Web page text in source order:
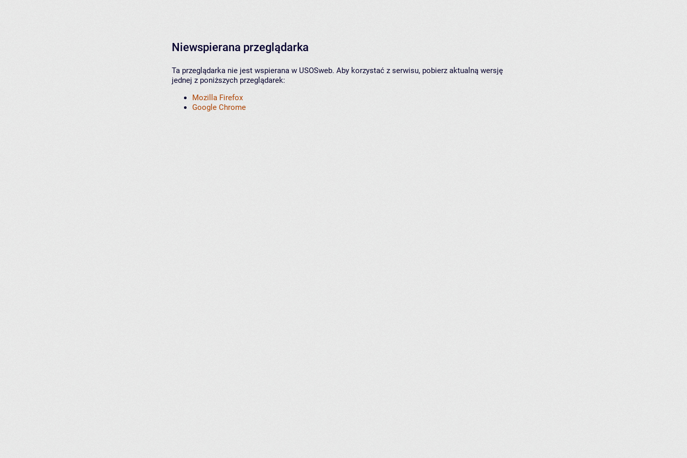
Niewspierana przeglądarka
Ta przeglądarka nie jest wspierana w USOSweb. Aby korzystać z serwisu, pobierz aktualną wersję
jednej z poniższych przeglądarek:
Mozilla Firefox
Google Chrome